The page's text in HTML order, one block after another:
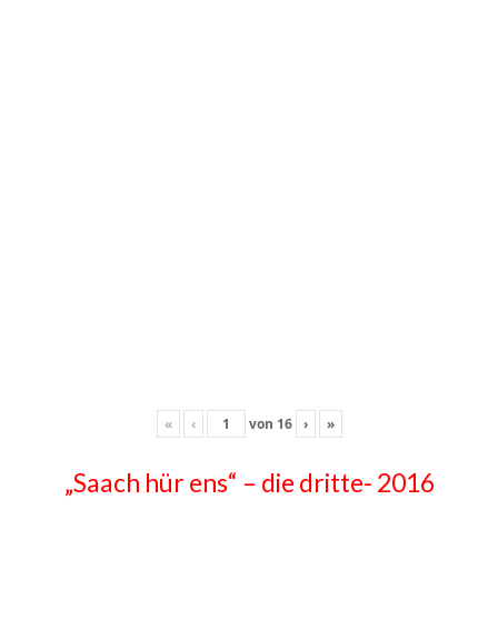
« ‹ von 16 › »
„Saach hür ens“ – die dritte- 2016